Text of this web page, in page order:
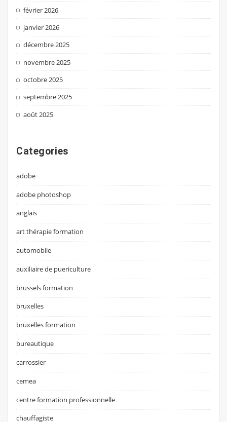
février 2026
janvier 2026
décembre 2025
novembre 2025
octobre 2025
septembre 2025
août 2025
Categories
adobe
adobe photoshop
anglais
art thérapie formation
automobile
auxiliaire de puericulture
brussels formation
bruxelles
bruxelles formation
bureautique
carrossier
cemea
centre formation professionnelle
chauffagiste